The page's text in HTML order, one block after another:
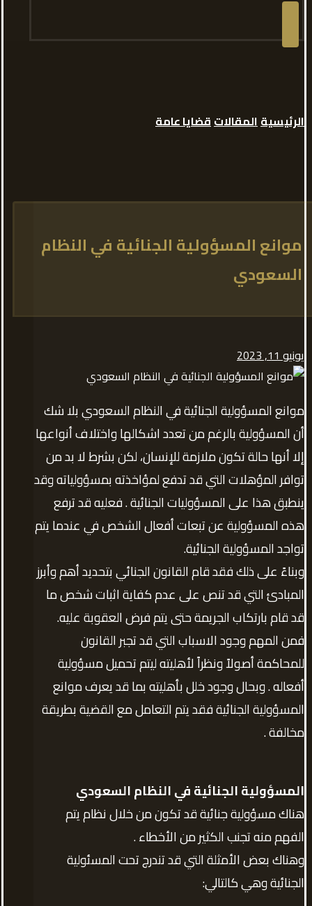
الرئيسيةالمقالاتقضايا عامة
موانع المسؤولية الجنائية في النظام
السعودي
يونيو 11, 2023
موانع المسؤولية الجنائية في النظام السعودي بلا شك
أن المسؤولية بالرغم من تعدد اشكالها واختلاف أنواعها
إلا أنها حالة تكون ملازمة للإنسان، لكن بشرط لا بد من
توافر المؤهلات التي قد تدفع لمؤاخذته بمسؤولياته وقد
ينطبق هذا على المسؤوليات الجنائية . فعليه قد ترفع
هذه المسؤولية عن تبعات أفعال الشخص في عندما يتم
تواجد المسؤولية الجنائية.
وبناءً على ذلك فقد قام القانون الجنائي بتحديد أهم وأبرز
المبادئ التي قد تنص على عدم كفاية اثبات شخص ما
قد قام بارتكاب الجريمة حتى يتم فرض العقوبة عليه.
فمن المهم وجود الاسباب التي قد تجبر القانون
للمحاكمة أصولاً ونظراً لأهليته ليتم تحميل مسؤولية
أفعاله . وبحال وجود خلل بأهليته بما قد يعرف موانع
المسؤولية الجنائية فقد يتم التعامل مع القضية بطريقة
مخالفة .
المسؤولية الجنائية في النظام السعودي
هناك مسؤولية جنائية قد تكون من خلال نظام يتم
الفهم منه تجنب الكثير من الأخطاء .
وهناك بعض الأمثلة التي قد تندرج تحت المسئولية
الجنائية وهي كالتالي: